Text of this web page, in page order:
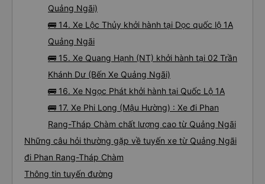
Quảng Ngãi)
🚌 14. Xe Lộc Thủy khởi hành tại Dọc quốc lộ 1A
Quảng Ngãi
🚌 15. Xe Quang Hạnh (NT) khởi hành tại 02 Trần
Khánh Dư (Bến Xe Quảng Ngãi)
🚌 16. Xe Ngọc Phát khởi hành tại Quốc Lộ 1A
🚌 17. Xe Phi Long (Mậu Hường) : Xe đi Phan
Rang-Tháp Chàm chất lượng cao từ Quảng Ngãi
Những câu hỏi thường gặp về tuyến xe từ Quảng Ngãi
đi Phan Rang-Tháp Chàm
Thông tin tuyến đường